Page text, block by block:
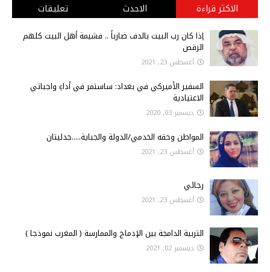
الاكثر قراءة الاحدث تعليقات
إذا كان رب البيت بالدف ضارباً .. فشيمة أهل البيت كلهم
الرقص
أغسطس 23, 2021
السفير الأميركي في بغداد: ساستمر في أداءِ واجباتي
الاعتيادية
ديسمبر 03, 2020
المواطن وحقه الخدمي/الدولة والجباية.....جدليتان
أغسطس 23, 2021
رجائي
أغسطس 23, 2021
التربية الدامجة بين الإدماج والممارسة ( المغرب نموذجا )
ديسمبر 02, 2021